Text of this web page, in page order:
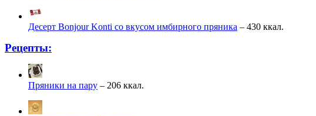
Десерт Bonjour Konti со вкусом имбирного пряника – 430 ккал.
Рецепты:
Пряники на пару – 206 ккал.